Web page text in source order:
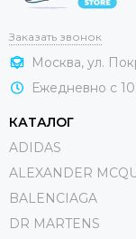
Заказать звонок
Москва, ул.
Ежедневно с 10
КАТАЛОГ
ADIDAS
ALEXANDER
BALENCIAGA
DR MARTENS